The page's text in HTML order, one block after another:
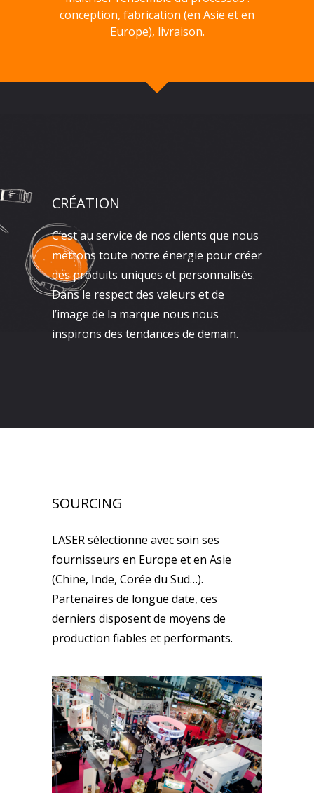
conception, fabrication (en Asie et en
Europe), livraison.
CRÉATION
C’est au service de nos clients que nous
mettons toute notre énergie pour créer
des produits uniques et personnalisés.
Dans le respect des valeurs et de
l’image de la marque nous nous
inspirons des tendances de demain.
SOURCING
LASER sélectionne avec soin ses
fournisseurs en Europe et en Asie
(Chine, Inde, Corée du Sud…).
Partenaires de longue date, ces
derniers disposent de moyens de
production fiables et performants.